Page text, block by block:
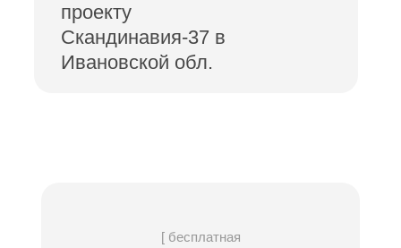
проекту
Скандинавия-37 в
Ивановской обл.
[ бесплатная